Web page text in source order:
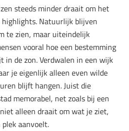
steeds minder draait om het
Natuurlijk blijven
te zien, maar uiteindelijk
vooral hoe een bestemming
in de zon. Verdwalen in een wijk
je eigenlijk alleen even wilde
blijft hangen. Juist die
memorabel, net zoals bij een
alleen draait om wat je ziet,
aanvoelt.